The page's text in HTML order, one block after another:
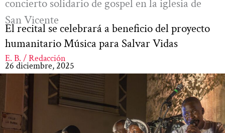
concierto solidario de gospel en la iglesia de
San Vicente
El recital se celebrará a beneficio del proyecto
humanitario Música para Salvar Vidas
E. B. / Redacción
26 diciembre, 2025